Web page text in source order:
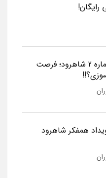
رایگان!
شهرک صنعتی شماره 2 شاهرود؛ فرصت
همفکر شاهرود